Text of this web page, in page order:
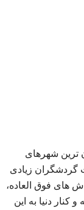
ترین شهرهای
گردشگران زیادی
های فوق‌ العاده،
کنار دنیا به این